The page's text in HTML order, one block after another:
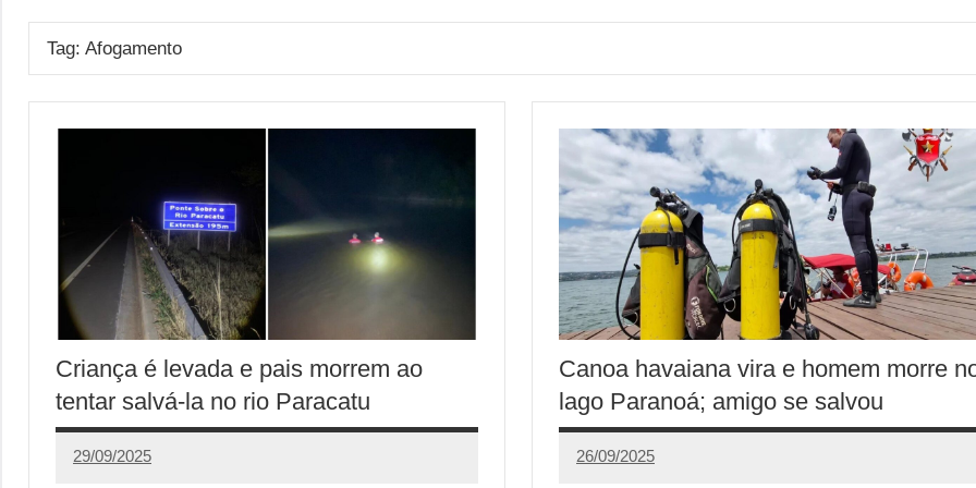
Tag: Afogamento
Criança é levada e pais morrem ao
tentar salvá-la no rio Paracatu
29/09/2025
Calango
1
Canoa havaiana vira e homem morre
lago Paranoá; amigo se salvou
26/09/2025
Calango
1